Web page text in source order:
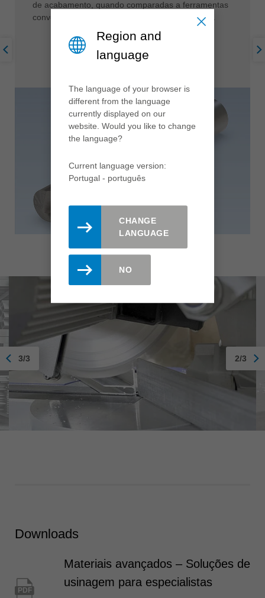
de acabamento, quando comparadas a ferramentas
convencionais que necessitam de “refrigeração”.
3/3 2/3
Downloads
PDF
Materiais avançados – Soluções de
usinagem para especialistas
Region and
language
The language of your browser is
different from the language
currently displayed on our
website. Would you like to change
the language?
Current language version:
Portugal - português
CHANGE
LANGUAGE
NO